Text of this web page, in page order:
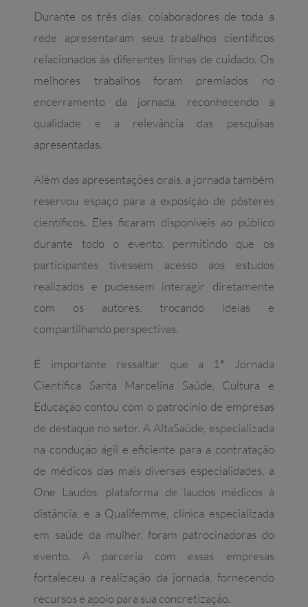
Durante os três dias, colaboradores de toda a
rede apresentaram seus trabalhos científicos
relacionados às diferentes linhas de cuidado. Os
melhores trabalhos foram premiados no
encerramento da jornada, reconhecendo a
qualidade e a relevância das pesquisas
apresentadas.
Além das apresentações orais, a jornada também
reservou espaço para a exposição de pôsteres
científicos. Eles ficaram disponíveis ao público
durante todo o evento, permitindo que os
participantes tivessem acesso aos estudos
realizados e pudessem interagir diretamente
com os autores, trocando ideias e
compartilhando perspectivas.
É importante ressaltar que a 1ª Jornada
Científica Santa Marcelina Saúde, Cultura e
Educação contou com o patrocínio de empresas
de destaque no setor. A AltaSaúde, especializada
na condução ágil e eficiente para a contratação
de médicos das mais diversas especialidades, a
One Laudos, plataforma de laudos médicos à
distância, e a Qualifemme, clínica especializada
em saúde da mulher, foram patrocinadoras do
evento. A parceria com essas empresas
fortaleceu a realização da jornada, fornecendo
recursos e apoio para sua concretização.